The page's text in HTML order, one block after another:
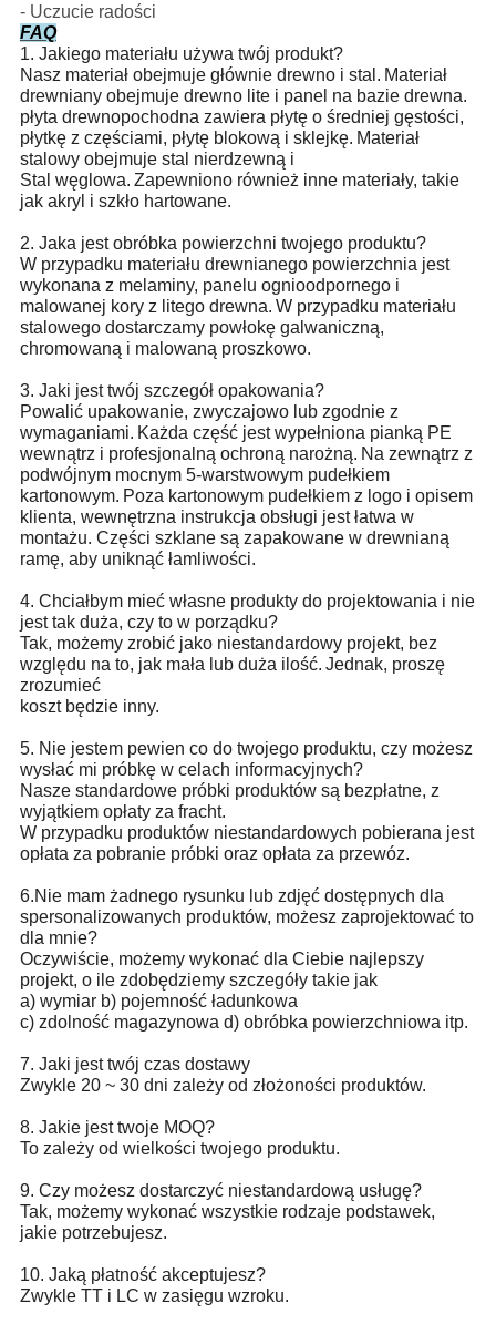
- Uczucie radości
FAQ
1. Jakiego materiału używa twój produkt?
Nasz materiał obejmuje głównie drewno i stal. Materiał
drewniany obejmuje drewno lite i panel na bazie drewna.
płyta drewnopochodna zawiera płytę o średniej gęstości,
płytkę z częściami, płytę blokową i sklejkę. Materiał
stalowy obejmuje stal nierdzewną i
Stal węglowa. Zapewniono również inne materiały, takie
jak akryl i szkło hartowane.
2. Jaka jest obróbka powierzchni twojego produktu?
W przypadku materiału drewnianego powierzchnia jest
wykonana z melaminy, panelu ognioodpornego i
malowanej kory z litego drewna. W przypadku materiału
stalowego dostarczamy powłokę galwaniczną,
chromowaną i malowaną proszkowo.
3. Jaki jest twój szczegół opakowania?
Powalić upakowanie, zwyczajowo lub zgodnie z
wymaganiami. Każda część jest wypełniona pianką PE
wewnątrz i profesjonalną ochroną narożną. Na zewnątrz z
podwójnym mocnym 5-warstwowym pudełkiem
kartonowym. Poza kartonowym pudełkiem z logo i opisem
klienta, wewnętrzna instrukcja obsługi jest łatwa w
montażu. Części szklane są zapakowane w drewnianą
ramę, aby uniknąć łamliwości.
4. Chciałbym mieć własne produkty do projektowania i nie
jest tak duża, czy to w porządku?
Tak, możemy zrobić jako niestandardowy projekt, bez
względu na to, jak mała lub duża ilość. Jednak, proszę
zrozumieć
koszt będzie inny.
5. Nie jestem pewien co do twojego produktu, czy możesz
wysłać mi próbkę w celach informacyjnych?
Nasze standardowe próbki produktów są bezpłatne, z
wyjątkiem opłaty za fracht.
W przypadku produktów niestandardowych pobierana jest
opłata za pobranie próbki oraz opłata za przewóz.
6.Nie mam żadnego rysunku lub zdjęć dostępnych dla
spersonalizowanych produktów, możesz zaprojektować to
dla mnie?
Oczywiście, możemy wykonać dla Ciebie najlepszy
projekt, o ile zdobędziemy szczegóły takie jak
a) wymiar b) pojemność ładunkowa
c) zdolność magazynowa d) obróbka powierzchniowa itp.
7. Jaki jest twój czas dostawy
Zwykle 20 ~ 30 dni zależy od złożoności produktów.
8. Jakie jest twoje MOQ?
To zależy od wielkości twojego produktu.
9. Czy możesz dostarczyć niestandardową usługę?
Tak, możemy wykonać wszystkie rodzaje podstawek,
jakie potrzebujesz.
10. Jaką płatność akceptujesz?
Zwykle TT i LC w zasięgu wzroku.